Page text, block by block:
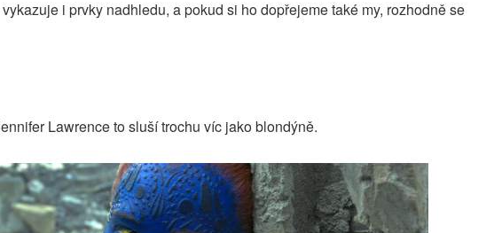
i prvky nadhledu, a pokud si ho dopřejeme také my, rozhodně se
Lawrence to sluší trochu víc jako blondýně.